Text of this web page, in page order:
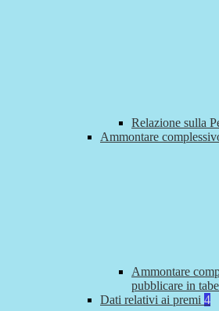
Relazione sulla
Ammontare
Ammontare
pubblicare in
Dati relativi ai premi 4